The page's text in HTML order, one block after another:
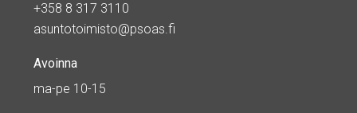
+358 8 317 3110
asuntotoimisto@psoas.fi
Avoinna
ma-pe 10-15